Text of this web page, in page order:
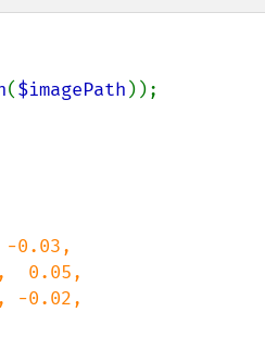
($imagePath ));
0.03,
0.05,
-0.02,